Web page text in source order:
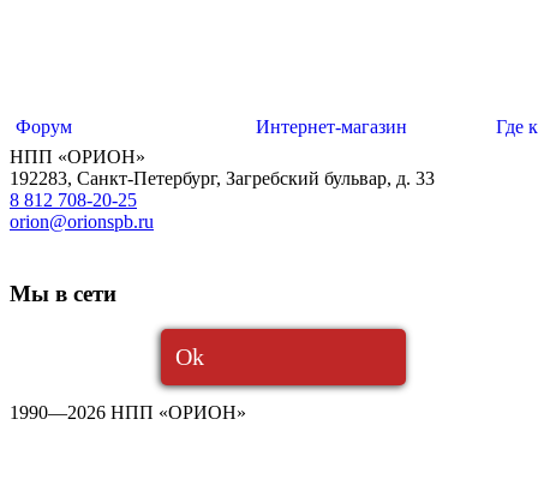
Форум Интернет-магазин
Где
НПП «ОРИОН»
192283, Санкт-Петербург, Загребский бульвар, д. 33
8 812 708-20-25
orion@orionspb.ru
Мы в сети
1990—2026 НПП «ОРИОН»
Ok